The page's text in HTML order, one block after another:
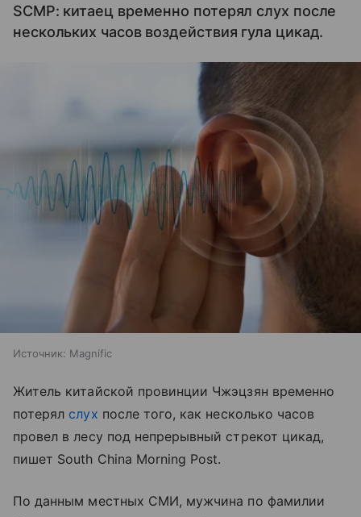
SCMP: китаец временно потерял слух после
нескольких часов воздействия гула цикад.
Источник: Magnific
Житель китайской провинции Чжэцзян временно
потерял слух после того, как несколько часов
провел в лесу под непрерывный стрекот цикад,
пишет South China Morning Post.
По данным местных СМИ, мужчина по фамилии